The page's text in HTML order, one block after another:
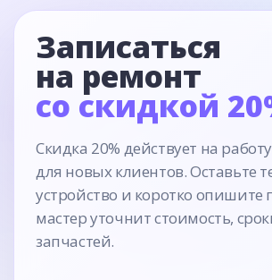
Записаться
на ремонт
со скидкой
Скидка 20% действует на
для новых клиентов. Оставьте
устройство и коротко
мастер уточнит стоимость,
запчастей.